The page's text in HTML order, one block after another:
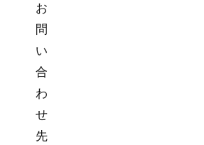
お
問
い
合
わ
せ
先